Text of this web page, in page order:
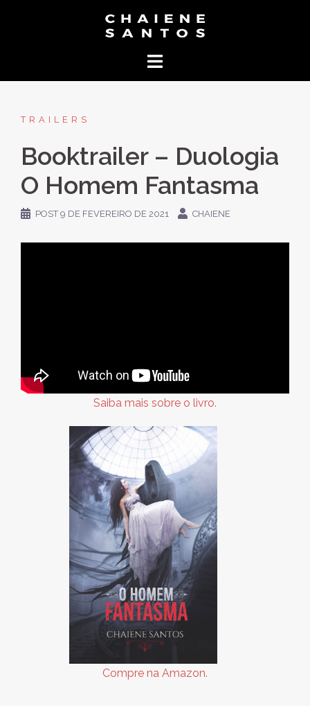
TRAILERS
Booktrailer – Duologia
O Homem Fantasma
POST9 DE FEVEREIRO DE 2021 CHAIENE
Saiba mais sobre o livro.
Compre na Amazon.